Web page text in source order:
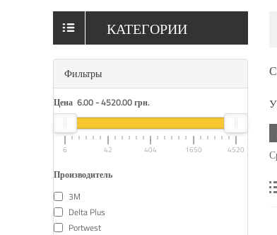
КАТЕГОРИИ
Фильтры
Цена 6.00-4520.00грн.
6 42 404 1650 4520
Производитель
3M
Delta Plus
Portwest